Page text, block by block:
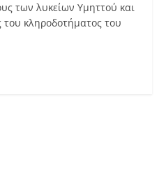
των λυκείων Υμηττού και
κληροδοτήματος του